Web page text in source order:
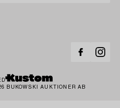
BUKOWSKI AUKTIONER AB